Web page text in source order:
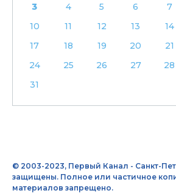
3
4 5 6 7
10
11 12 13 14
17
18 19 20 21
24
25 26 27 28
31
© 2003-2023, Первый Канал - Санкт-
защищены. Полное или частичное
материалов запрещено.